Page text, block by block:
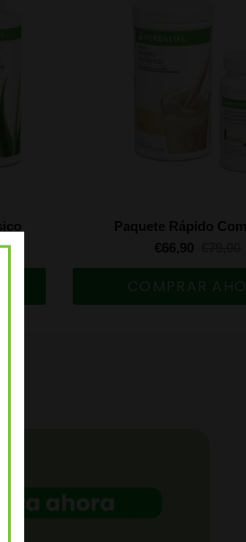
Paquete Rápido
€66,90
COMPRAR